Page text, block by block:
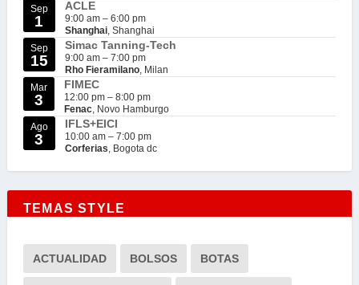
Sep
1
ACLE
9:00 am – 6:00 pm
Shanghai, Shanghai
Sep
15
Simac Tanning-Tech
9:00 am – 7:00 pm
Rho Fieramilano, Milan
Mar
3
FIMEC
12:00 pm – 8:00 pm
Fenac, Novo Hamburgo
Ago
3
IFLS+EICI
10:00 am – 7:00 pm
Corferias , Bogota dc
TEMAS STYLE
ACTUALIDAD BOLSOS BOTAS